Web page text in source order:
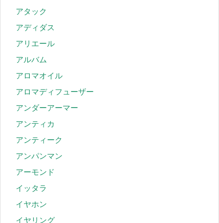
アタック
アディダス
アリエール
アルバム
アロマオイル
アロマディフューザー
アンダーアーマー
アンティカ
アンティーク
アンパンマン
アーモンド
イッタラ
イヤホン
イヤリング